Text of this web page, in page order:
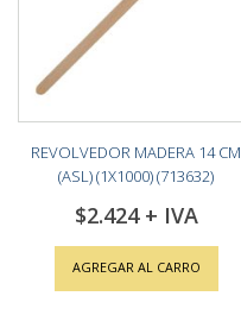
REVOLVEDOR MADERA 14 CM
(ASL) (1X1000) (713632)
$2.424
AGREGAR AL CARRO